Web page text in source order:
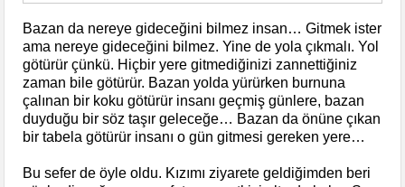
Bazan da nereye gideceğini bilmez insan… Gitmek ister
ama nereye gideceğini bilmez. Yine de yola çıkmalı. Yol
götürür çünkü. Hiçbir yere gitmediğinizi zannettiğiniz
zaman bile götürür. Bazan yolda yürürken burnuna
çalınan bir koku götürür insanı geçmiş günlere, bazan
duyduğu bir söz taşır geleceğe… Bazan da önüne çıkan
bir tabela götürür insanı o gün gitmesi gereken yere…
Bu sefer de öyle oldu. Kızımı ziyarete geldiğimden beri